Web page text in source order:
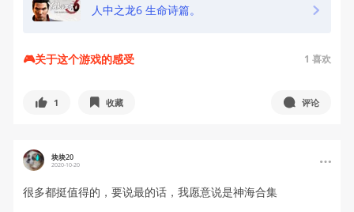
人中之龙6 生命诗篇。
🎮关于这个游戏的感受 1 喜欢
1 收藏 评论
块块20
2020-10-20
很多都挺值得的，要说最的话，我愿意说是神海合集